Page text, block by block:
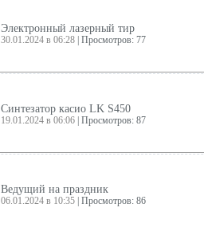
Электронный лазерный тир
30.01.2024 в 06:28| Просмотров: 77
Синтезатор касио LK S450
19.01.2024 в 06:06| Просмотров: 87
Ведущий на праздник
06.01.2024 в 10:35| Просмотров: 86